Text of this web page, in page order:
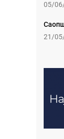
05/
21/